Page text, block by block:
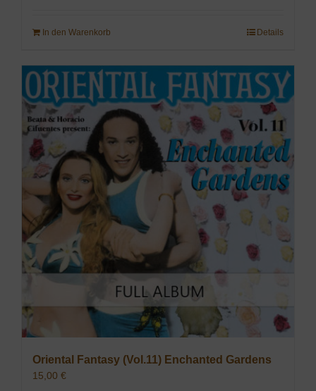
In den Warenkorb Details
Oriental Fantasy (Vol.11) Enchanted Gardens
15,00 €